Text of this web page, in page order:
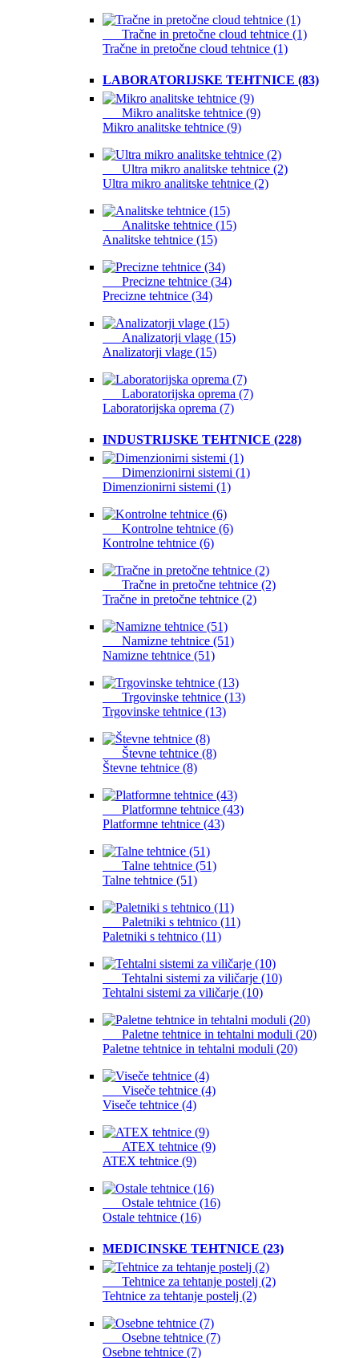
Tračne in pretočne cloud tehtnice (1)
Tračne in pretočne cloud tehtnice (1)
LABORATORIJSKE TEHTNICE (83)
Mikro analitske tehtnice (9)
Mikro analitske tehtnice (9)
Ultra mikro analitske tehtnice (2)
Ultra mikro analitske tehtnice (2)
Analitske tehtnice (15)
Analitske tehtnice (15)
Precizne tehtnice (34)
Precizne tehtnice (34)
Analizatorji vlage (15)
Analizatorji vlage (15)
Laboratorijska oprema (7)
Laboratorijska oprema (7)
INDUSTRIJSKE TEHTNICE (228)
Dimenzionirni sistemi (1)
Dimenzionirni sistemi (1)
Kontrolne tehtnice (6)
Kontrolne tehtnice (6)
Tračne in pretočne tehtnice (2)
Tračne in pretočne tehtnice (2)
Namizne tehtnice (51)
Namizne tehtnice (51)
Trgovinske tehtnice (13)
Trgovinske tehtnice (13)
Števne tehtnice (8)
Števne tehtnice (8)
Platformne tehtnice (43)
Platformne tehtnice (43)
Talne tehtnice (51)
Talne tehtnice (51)
Paletniki s tehtnico (11)
Paletniki s tehtnico (11)
Tehtalni sistemi za viličarje (10)
Tehtalni sistemi za viličarje (10)
Paletne tehtnice in tehtalni moduli (20)
Paletne tehtnice in tehtalni moduli (20)
Viseče tehtnice (4)
Viseče tehtnice (4)
ATEX tehtnice (9)
ATEX tehtnice (9)
Ostale tehtnice (16)
Ostale tehtnice (16)
MEDICINSKE TEHTNICE (23)
Tehtnice za tehtanje postelj (2)
Tehtnice za tehtanje postelj (2)
Osebne tehtnice (7)
Osebne tehtnice (7)